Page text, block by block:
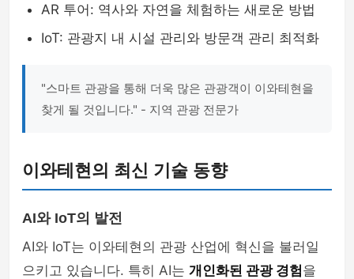
AR 투어: 역사와 자연을 체험하는 새로운 방법
IoT: 관광지 내 시설 관리와 방문객 관리 최적화
"스마트 관광을 통해 더욱 많은 관광객이 이와테현을
찾게 될 것입니다." - 지역 관광 전문가
이와테현의 최신 기술 동향
AI와 IoT의 발전
AI와 IoT는 이와테현의 관광 산업에 혁신을 불러일
으키고 있습니다. 특히 AI는 개인화된 관광 경험을